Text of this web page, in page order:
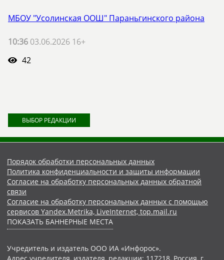
МБОУ "Усолинская ООШ" Параньгинского района
10:36 03.06.2026 16+
42
ВЫБОР РЕДАКЦИИ
Порядок обработки персональных данных
Политика конфиденциальности и защиты информации
Согласие на обработку персональных данных обратной
связи
Согласие на обработку персональных данных с помощью
сервисов Yandex.Metrika, LiveInternet, top.mail.ru
ПОКАЗАТЬ БАННЕРНЫЕ МЕСТА
Учредитель и издатель ООО ИА «Инфорос».